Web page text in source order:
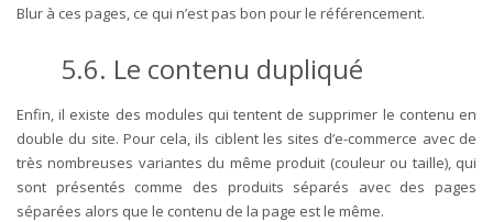
Blur à ces pages, ce qui n’est pas bon pour le référencement.
5.6. Le contenu dupliqué
Enfin, il existe des modules qui tentent de supprimer le contenu en
double du site. Pour cela, ils ciblent les sites d’e-commerce avec de
très nombreuses variantes du même produit (couleur ou taille), qui
sont présentés comme des produits séparés avec des pages
séparées alors que le contenu de la page est le même.